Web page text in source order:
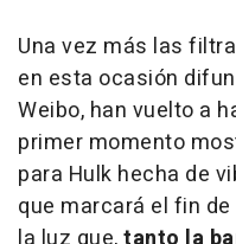
Una vez más las
en esta ocasión
Weibo, han vuelto a
primer momento
para Hulk hecha de
que marcará el fin